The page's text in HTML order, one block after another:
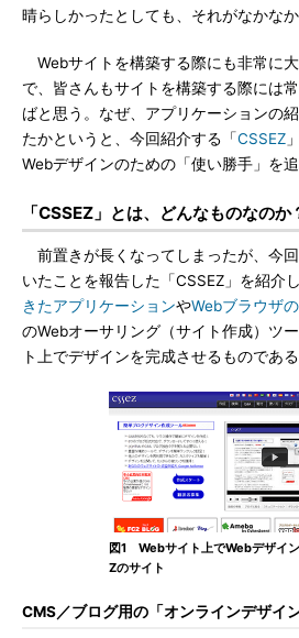
晴らしかったとしても、それがなかなか
Webサイトを構築する際にも非常に
で、皆さんもサイトを構築する際には
ばと思う。なぜ、アプリケーションの
たかというと、今回紹介する「CSSEZ
Webデザインのための「使い勝手」を
「CSSEZ」とは、どんなものなのか
前置きが長くなってしまったが、今
いたことを報告した「CSSEZ」を紹介し
きたアプリケーションやWebブラウザ
のWebオーサリング（サイト作成）ツ
ト上でデザインを完成させるものである
図1 Webサイト上でWebデザイ
Zのサイト
CMS／ブログ用の「オンラインデザイ